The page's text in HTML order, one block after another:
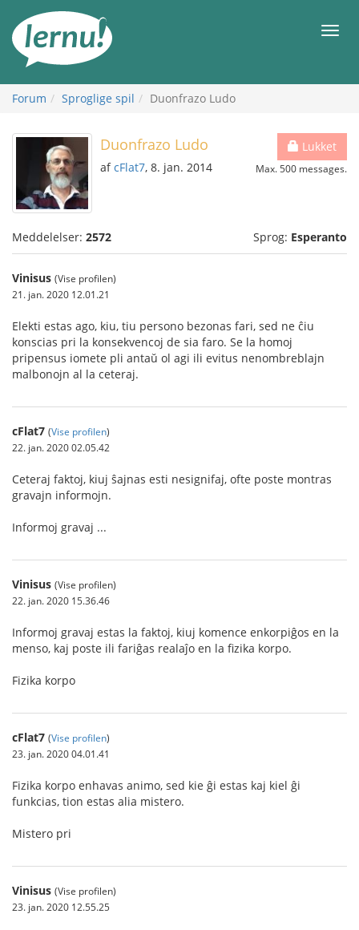
indholdet
Forum Sproglige spil Duonfrazo Ludo
Lukket
Max. 500 messages.
Duonfrazo Ludo
afcFlat7, 8. jan. 2014
Meddelelser: 2572 Sprog: Esperanto
Vinisus (Vise profilen)
21. jan. 2020 12.01.21
Elekti estas ago, kiu, tiu persono bezonas fari, sed ne ĉiu
konscias pri la konsekvencoj de sia faro. Se la homoj
pripensus iomete pli antaŭ ol agi ili evitus nenombreblajn
malbonojn al la ceteraj.
cFlat7 (Vise profilen)
22. jan. 2020 02.05.42
Ceteraj faktoj, kiuj ŝajnas esti nesignifaj, ofte poste montras
gravajn informojn.
Informoj gravaj ...
Vinisus (Vise profilen)
22. jan. 2020 15.36.46
Informoj gravaj estas la faktoj, kiuj komence enkorpiĝos en la
menso, kaj poste ili fariĝas realaĵo en la fizika korpo.
Fizika korpo
cFlat7 (Vise profilen)
23. jan. 2020 04.01.41
Fizika korpo enhavas animo, sed kie ĝi estas kaj kiel ĝi
funkcias, tion estas alia mistero.
Mistero pri
Vinisus (Vise profilen)
23. jan. 2020 12.55.25